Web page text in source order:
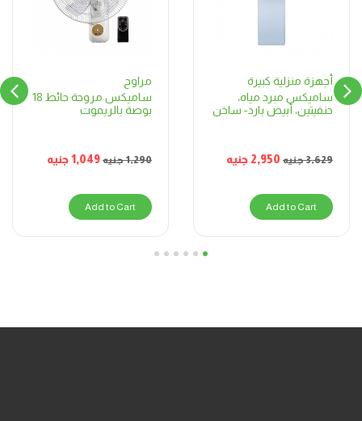
أجهزة منزلية كبيرة
ساميكس مبرد مياه،
حنفيتين، أبيض بارد- ساخن
3,629جنيه 2,950 جنيه
Add to Cart
مراوح
ساميكس مروحة حائط 18
بوصة بالريموت
1,290جنيه 1,049جنيه
Add to Cart
1
2